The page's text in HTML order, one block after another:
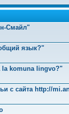
Смайл"
язык?"
la komuna lingvo?"
с сайта http://